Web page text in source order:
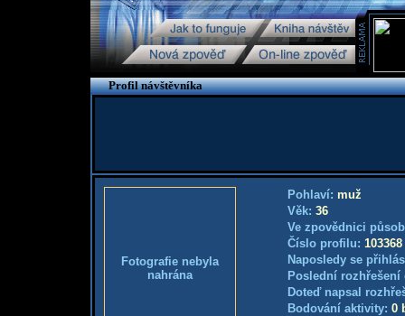
Profil návštěvníka
Fotografie nebyla
nahrána
Pohlaví: muž
Věk: 36
Ve zpovědnici
Číslo profilu: 103368
Naposledy se
Poslední
Doteď napsal
Bodování aktivity: 0